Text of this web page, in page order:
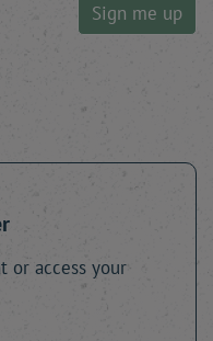
Sign me up
or access your